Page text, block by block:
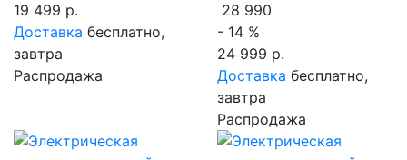
19 499 р.
Доставка бесплатно,
завтра
Распродажа
28 990
- 14 %
24 999 р.
Доставка бесплатно,
завтра
Распродажа